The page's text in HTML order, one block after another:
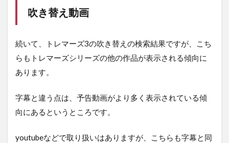
吹き替え動画
続いて、トレマーズ3の吹き替えの検索結果ですが、こち
らもトレマーズシリーズの他の作品が表示される傾向に
あります。
字幕と違う点は、予告動画がより多く表示されている傾
向にあるというところです。
youtubeなどで取り扱いはありますが、こちらも字幕と同